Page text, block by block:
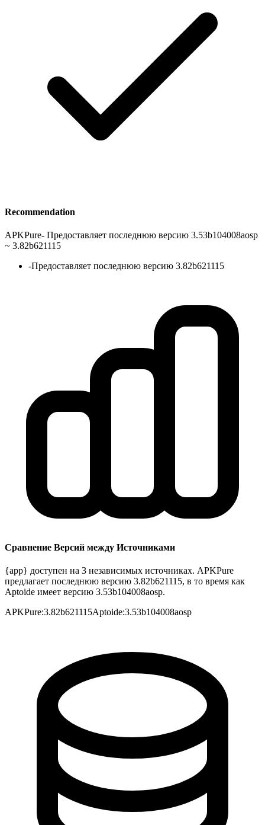
Recommendation
APKPure- Предоставляет последнюю версию 3.53b104008aosp
~ 3.82b621115
-Предоставляет последнюю версию 3.82b621115
Сравнение Версий между Источниками
{app} доступен на 3 независимых источниках. APKPure
предлагает последнюю версию 3.82b621115, в то время как
Aptoide имеет версию 3.53b104008aosp.
APKPure:3.82b621115Aptoide:3.53b104008aosp